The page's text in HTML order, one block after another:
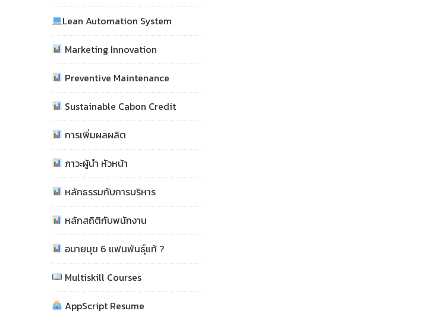
Lean Automation System
Marketing Innovation
Preventive Maintenance
Sustainable Cabon Credit
การเพิ่มผลผลิต
ภาวะผู้นำ หัวหน้า
หลักธรรมกับการบริหาร
หลักสถิติกับพนักงาน
อบายมุข 6 แฟนพันธุ์แท้ ?
Multiskill Courses
AppScript Resume